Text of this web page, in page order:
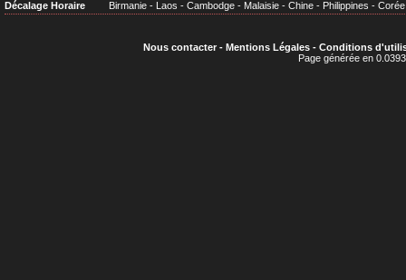
Décalage Horaire
Birmanie - Laos - Cambodge - Malaisie - Chine - Philippines - Corée
Nous contacter- Mentions Légales- Conditions
Page générée en